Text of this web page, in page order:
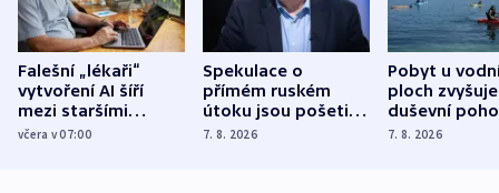
Falešní „lékaři“
vytvoření AI šíří
mezi staršími
Poláky nebezpečné
včera v 07:00
Spekulace o
přímém ruském
útoku jsou pošetilé,
míní estonský
7. 8. 2026
Pobyt u
ploch zvyšuje
duševní
ukázala
7. 8. 2026